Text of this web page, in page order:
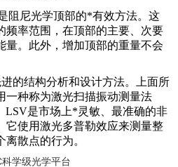
阻尼光学顶部的*有效方法。这
频率范围，在顶部的主要、次要
量。此外，增加顶部的重量不会
的结构分析和设计方法。上面所
一种称为激光扫描振动测量法
LSV是市场上*灵敏、最准确的非
它使用激光多普勒效应来测量整
散点的行为。